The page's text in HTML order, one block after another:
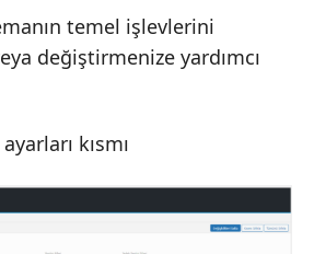
temel işlevlerini
değiştirmenize yardımcı
kısmı